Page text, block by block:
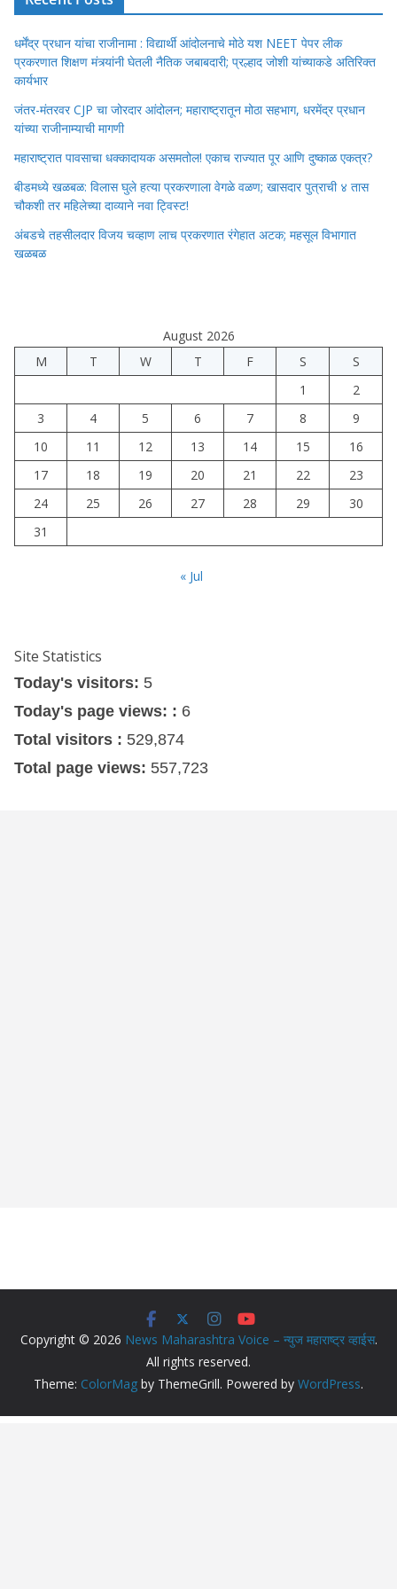
धर्मेंद्र प्रधान यांचा राजीनामा : विद्यार्थी आंदोलनाचे मोठे यश NEET पेपर लीक
प्रकरणात शिक्षण मंत्र्यांनी घेतली नैतिक जबाबदारी; प्रल्हाद जोशी यांच्याकडे अतिरिक्त
कार्यभार
जंतर-मंतरवर CJP चा जोरदार आंदोलन; महाराष्ट्रातून मोठा सहभाग, धरमेंद्र प्रधान
यांच्या राजीनाम्याची मागणी
महाराष्ट्रात पावसाचा धक्कादायक असमतोल! एकाच राज्यात पूर आणि दुष्काळ एकत्र?
बीडमध्ये खळबळ: विलास घुले हत्या प्रकरणाला वेगळे वळण; खासदार पुत्राची ४ तास
चौकशी तर महिलेच्या दाव्याने नवा ट्विस्ट!
अंबडचे तहसीलदार विजय चव्हाण लाच प्रकरणात रंगेहात अटक; महसूल विभागात
खळबळ
August 2026
M
T W T F S
S
1
2
3
4 5 6 7 8
9
10
11 12 13 14 15
16
17
18 19 20 21 22
23
24
25 26 27 28 29
30
31
« Jul
Site Statistics
Today's visitors: 5
Today's page views: : 6
Total visitors : 529,874
Total page views: 557,723
Copyright © 2026 News Maharashtra Voice – न्युज महाराष्ट्र व्हाईस.
All rights reserved.
Theme: ColorMag by ThemeGrill. Powered by WordPress.